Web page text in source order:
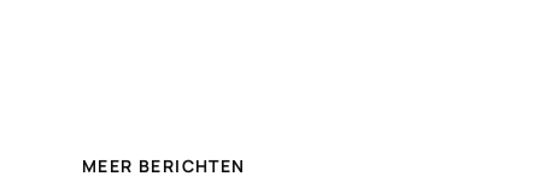
MEER BERICHTEN